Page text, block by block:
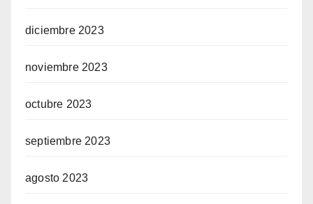
diciembre 2023
noviembre 2023
octubre 2023
septiembre 2023
agosto 2023